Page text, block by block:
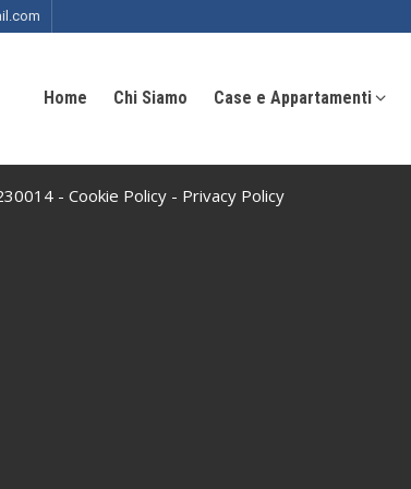
Home Chi Siamo Case e Appartamenti
- Cookie Policy - Privacy Policy